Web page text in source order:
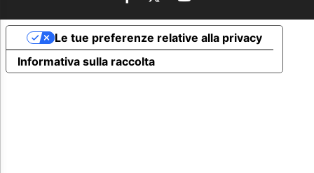
Informativa sulla raccolta
Le tue preferenze relative alla privacy